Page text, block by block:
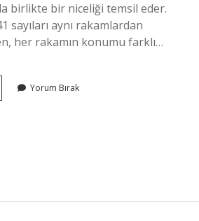
birlikte bir niceliği temsil eder.
sayıları aynı rakamlardan
her rakamın konumu farklı…
Yorum Bırak